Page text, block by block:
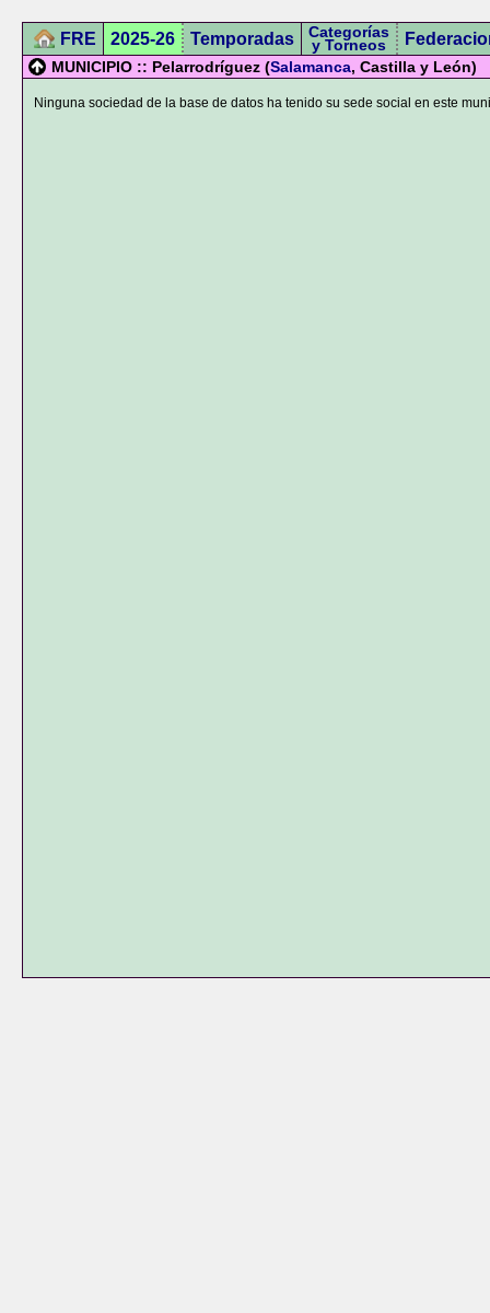
FRE 2025-26 Temporadas Categorías
y Torneos
MUNICIPIO :: Pelarrodríguez (Salamanca, Castilla y León)
Ninguna sociedad de la base de datos ha tenido su sede social en este